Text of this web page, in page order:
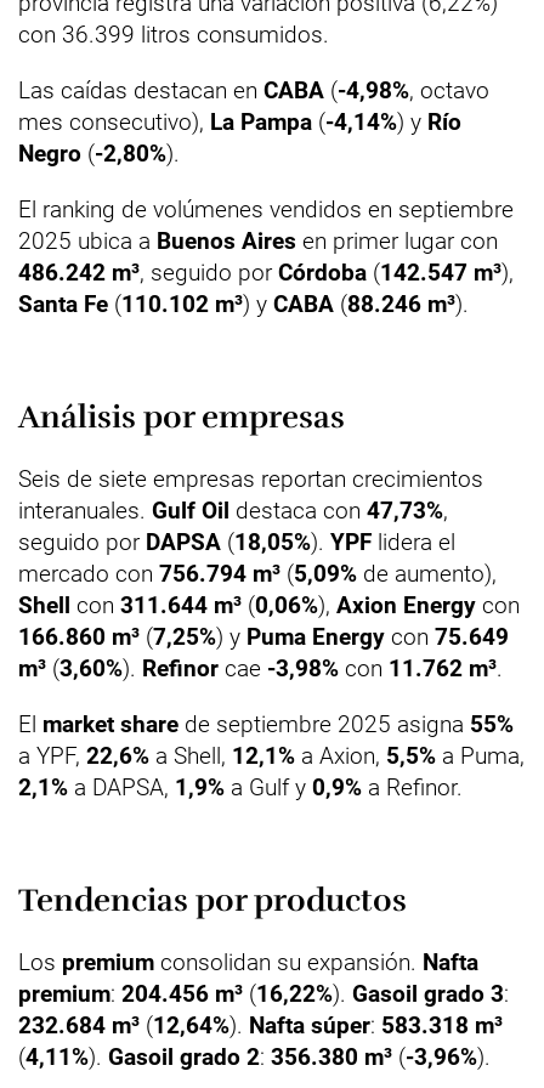
con 36.399 litros consumidos.
Las caídas destacan en CABA (-4,98%, octavo
mes consecutivo), La Pampa (-4,14%) y Río
Negro (-2,80%).
El ranking de volúmenes vendidos en septiembre
2025 ubica a Buenos Aires en primer lugar con
486.242 m³, seguido por Córdoba (142.547 m³),
Santa Fe (110.102 m³) y CABA (88.246 m³).
Análisis por empresas
Seis de siete empresas reportan crecimientos
interanuales. Gulf Oil destaca con 47,73%,
seguido por DAPSA (18,05%). YPF lidera el
mercado con 756.794 m³ (5,09% de aumento),
Shell con 311.644 m³ (0,06%), Axion Energy con
166.860 m³ (7,25%) y Puma Energy con 75.649
m³ (3,60%). Refinor cae -3,98% con 11.762 m³.
El market share de septiembre 2025 asigna 55%
a YPF, 22,6% a Shell, 12,1% a Axion, 5,5% a Puma,
2,1% a DAPSA, 1,9% a Gulf y 0,9% a Refinor.
Tendencias por productos
Los premium consolidan su expansión. Nafta
premium: 204.456 m³ (16,22%). Gasoil grado 3:
232.684 m³ (12,64%). Nafta súper: 583.318 m³
(4,11%). Gasoil grado 2: 356.380 m³ (-3,96%).